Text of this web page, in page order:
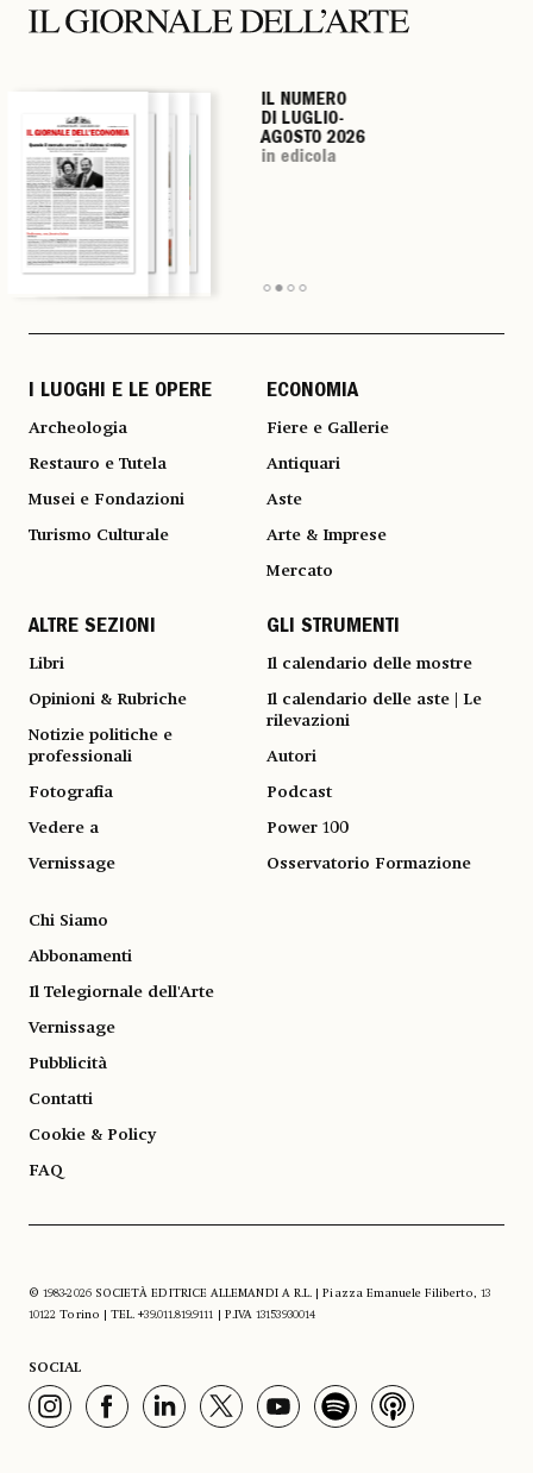
IL NUMERO
DI LUGLIO-
AGOSTO 2026
in edicola
IL NUMERO
DI LUGLIO-
AGOSTO 2026
in edicola
IL NUMERO
DI LUGLIO-
AGOSTO 2026
in edicola
IL NUMERO
DI LUGLIO-
AGOSTO 2026
in edicola
I LUOGHI E LE OPERE
Archeologia
Restauro e Tutela
Musei e Fondazioni
Turismo Culturale
ECONOMIA
Fiere e Gallerie
Antiquari
Aste
Arte & Imprese
Mercato
ALTRE SEZIONI
Libri
Opinioni & Rubriche
Notizie politiche e
professionali
Fotografia
Vedere a
Vernissage
GLI STRUMENTI
Il calendario delle mostre
Il calendario delle aste | Le
rilevazioni
Autori
Podcast
Power 100
Osservatorio Formazione
Chi Siamo
Abbonamenti
Il Telegiornale dell'Arte
Vernissage
Pubblicità
Contatti
Cookie & Policy
FAQ
© 1983-2026 SOCIETÀ EDITRICE ALLEMANDI A R.L. | Piazza Emanuele Filiberto, 13
10122 Torino | TEL. +39.011.819.9111 | P.IVA 13153930014
SOCIAL